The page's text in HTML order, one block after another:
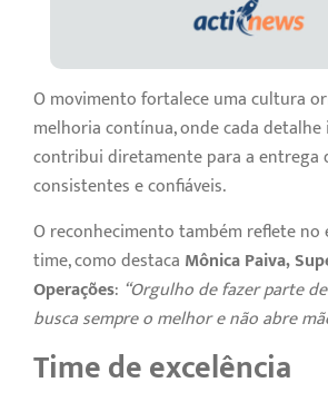
O movimento fortalece uma cultura
melhoria contínua, onde cada
contribui diretamente para a entrega
consistentes e confiáveis.
O reconhecimento também reflete
time, como destaca Mônica Paiva,
Operações: “Orgulho de fazer parte
busca sempre o melhor e não abre
Time de excelência